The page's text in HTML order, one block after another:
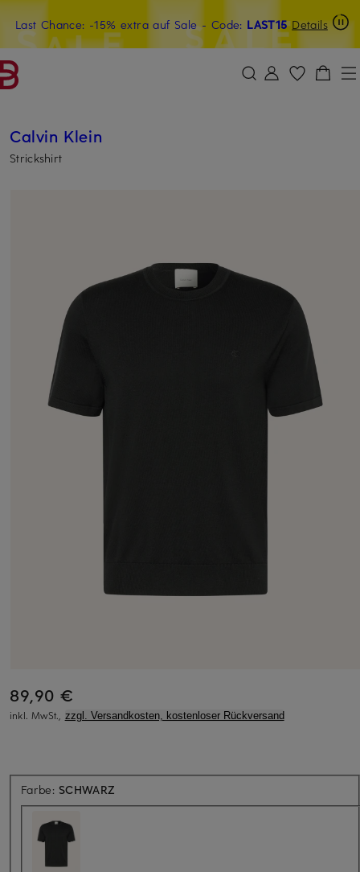
ZUM HAUPTINHALT ÜBERSPRINGEN ZUM SUCHFELD ÜBERSPRINGEN
Last Chance: -15% extra auf Sale- Code: LAST15 Details
15€-Willkommensgutschein mit Beyond sichern
Calvin Klein
Strickshirt
89,90 €
inkl. MwSt., zzgl. Versandkosten, kostenloser Rückversand
Farbe: SCHWARZ